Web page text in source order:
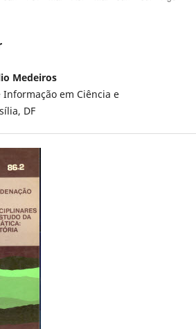
Medeiros
em Ciência e
DF